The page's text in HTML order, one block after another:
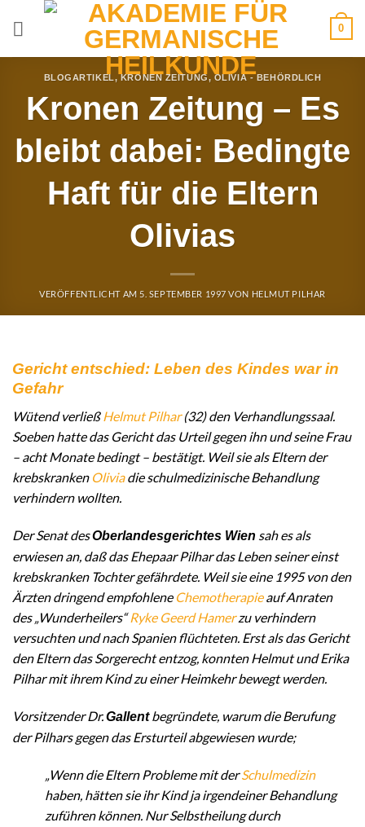
0
BLOGARTIKEL,KRONEN ZEITUNG, OLIVIA - BEHÖRDLICH
Kronen Zeitung – Es
bleibt dabei: Bedingte
Haft für die Eltern
Olivias
VERÖFFENTLICHT AM 5. SEPTEMBER 1997 VON HELMUT PILHAR
Gericht entschied: Leben des Kindes war in
Gefahr
Wütend verließHelmut Pilhar(32) den Verhandlungssaal.
Soeben hatte das Gericht das Urteil gegen ihn und seine Frau
– acht Monate bedingt – bestätigt. Weil sie als Eltern der
krebskranken Oliviadie schulmedizinische Behandlung
verhindern wollten.
Der Senat desOberlandesgerichtes Wien sah es als
erwiesen an, daß das Ehepaar Pilhar das Leben seiner einst
krebskranken Tochter gefährdete. Weil sie eine 1995 von den
Ärzten dringend empfohlene Chemotherapieauf Anraten
des „Wunderheilers“Ryke Geerd Hamerzu verhindern
versuchten und nach Spanien flüchteten. Erst als das Gericht
den Eltern das Sorgerecht entzog, konnten Helmut und Erika
Pilhar mit ihrem Kind zu einer Heimkehr bewegt werden.
Vorsitzender Dr.Gallentbegründete, warum die Berufung
der Pilhars gegen das Ersturteil abgewiesen wurde;
„Wenn die Eltern Probleme mit derSchulmedizin
haben, hätten sie ihr Kind ja irgendeiner Behandlung
zuführen können. Nur Selbstheilung durch